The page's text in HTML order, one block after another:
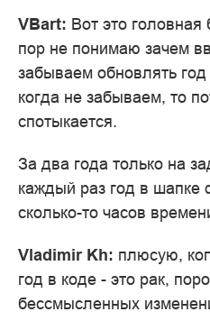
VBart: Вот это
пор не понимаю зачем
забываем обновлять
когда не забываем, то
спотыкается.
За два года только на
каждый раз год в
сколько-то часов
Vladimir Kh: плюсую,
год в коде - это рак,
бессмысленных